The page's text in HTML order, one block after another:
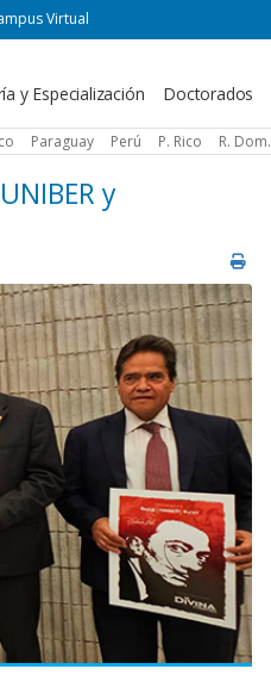
Virtual
y Especialización Doctorados
Paraguay Perú P. Rico R. Dom.
y